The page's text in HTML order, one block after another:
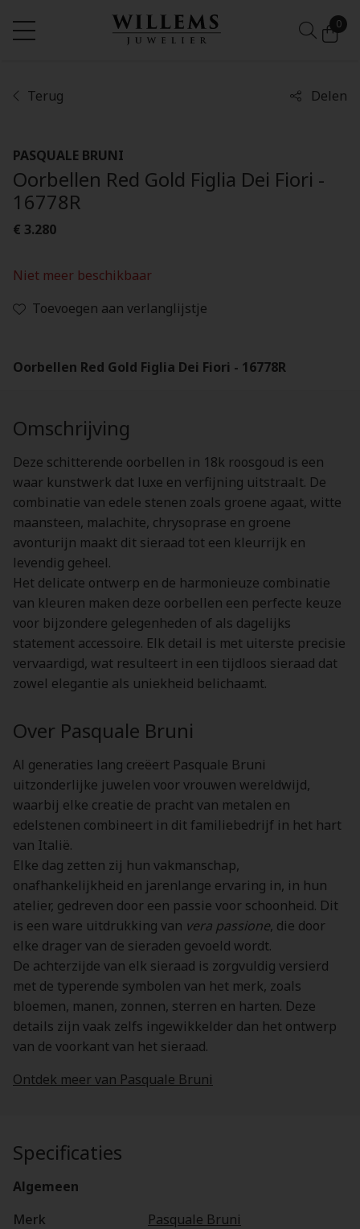
0
Terug Delen
PASQUALE BRUNI
Oorbellen Red Gold Figlia Dei Fiori -
16778R
€ 3.280
Niet meer beschikbaar
Toevoegen aan verlanglijstje
Oorbellen Red Gold Figlia Dei Fiori - 16778R
Omschrijving
Deze schitterende oorbellen in 18k roosgoud is een
waar kunstwerk dat luxe en verfijning uitstraalt. De
combinatie van edele stenen zoals groene agaat, witte
maansteen, malachite, chrysoprase en groene
avonturijn maakt dit sieraad tot een kleurrijk en
levendig geheel.
Het delicate ontwerp en de harmonieuze combinatie
van kleuren maken deze oorbellen een perfecte keuze
voor bijzondere gelegenheden of als dagelijks
statement accessoire. Elk detail is met uiterste precisie
vervaardigd, wat resulteert in een tijdloos sieraad dat
zowel elegantie als uniekheid belichaamt.
Over Pasquale Bruni
Al generaties lang creëert Pasquale Bruni
uitzonderlijke juwelen voor vrouwen wereldwijd,
waarbij elke creatie de pracht van metalen en
edelstenen combineert in dit familiebedrijf in het hart
van Italië.
Elke dag zetten zij hun vakmanschap,
onafhankelijkheid en jarenlange ervaring in, in hun
atelier, gedreven door een passie voor schoonheid. Dit
is een ware uitdrukking van vera passione, die door
elke drager van de sieraden gevoeld wordt.
De achterzijde van elk sieraad is zorgvuldig versierd
met de typerende symbolen van het merk, zoals
bloemen, manen, zonnen, sterren en harten. Deze
details zijn vaak zelfs ingewikkelder dan het ontwerp
van de voorkant van het sieraad.
Ontdek meer van Pasquale Bruni
Specificaties
Algemeen
Merk
Pasquale Bruni